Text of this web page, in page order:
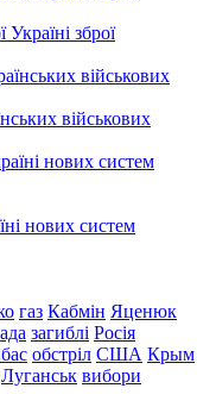
зброї
військових
нових систем
газ Кабмін Яценюк
загиблі Росія
обстріл США Крым
Луганськ вибори